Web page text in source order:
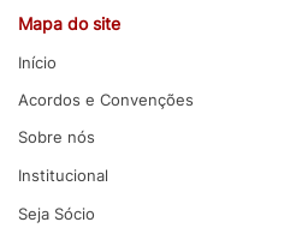
de trabalho
com o Banco
Mapa do site
Início
Acordos e Convenções
Sobre nós
Institucional
Seja Sócio